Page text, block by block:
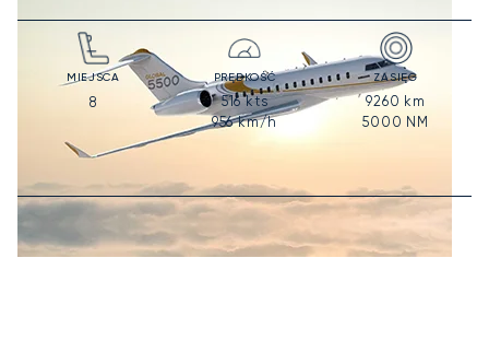
MIEJSCA
8
PRĘDKOŚĆ
516kts
956km/h
ZASIĘG
9260 km
5000 NM